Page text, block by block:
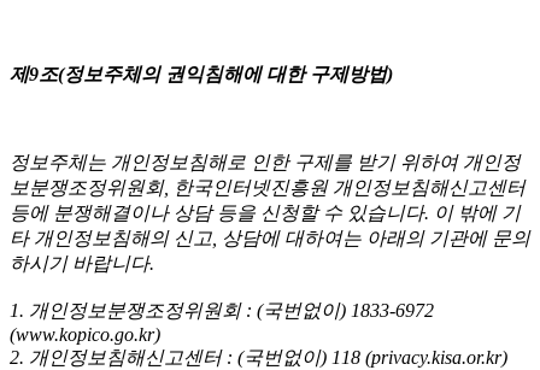
제9조(정보주체의 권익침해에 대한 구제방법)
정보주체는 개인정보침해로 인한 구제를 받기 위하여 개인정
보분쟁조정위원회, 한국인터넷진흥원 개인정보침해신고센터
등에 분쟁해결이나 상담 등을 신청할 수 있습니다. 이 밖에 기
타 개인정보침해의 신고, 상담에 대하여는 아래의 기관에 문의
하시기 바랍니다.
1. 개인정보분쟁조정위원회 : (국번없이) 1833-6972
(www.kopico.go.kr)
2. 개인정보침해신고센터 : (국번없이) 118 (privacy.kisa.or.kr)